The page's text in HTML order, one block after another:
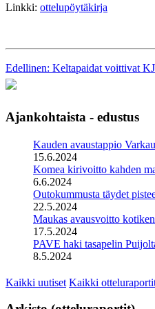
Linkki: ottelupöytäkirja
Edellinen: Keltapaidat voittivat
Ajankohtaista - edustus
Kauden avaustappio
15.6.2024
Komea kirivoitto kahden
6.6.2024
Outokummusta täydet
22.5.2024
Maukas avausvoitto
17.5.2024
PAVE haki tasapelin
8.5.2024
Kaikki uutiset Kaikki